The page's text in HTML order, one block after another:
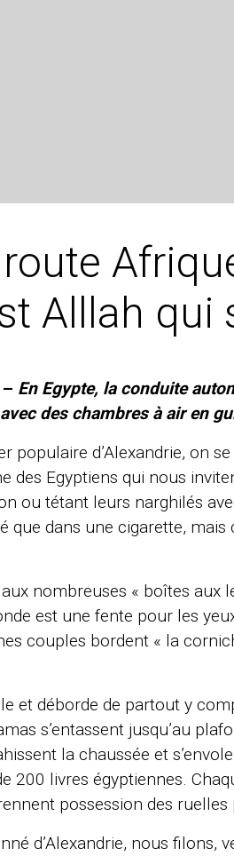
Alllah qui
– En Egypte, la conduite
des chambres à air en
populaire d’Alexandrie, on
des Egyptiens qui nous
ou tétant leurs narghilés
que dans une cigarette,
nombreuses « boîtes aux
est une fente pour les
couples bordent « la
et déborde de partout y
s’entassent jusqu’au
la chaussée et
200 livres égyptiennes.
possession des ruelles
d’Alexandrie, nous filons,